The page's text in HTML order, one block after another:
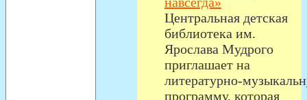
Центральная детская
библиотека им.
Ярослава Мудрого
приглашает на
программу, которая